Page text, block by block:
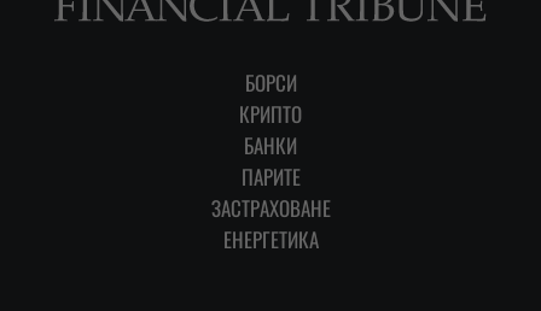
БОРСИ
КРИПТО
БАНКИ
ПАРИТЕ
ЗАСТРАХОВАНЕ
ЕНЕРГЕТИКА